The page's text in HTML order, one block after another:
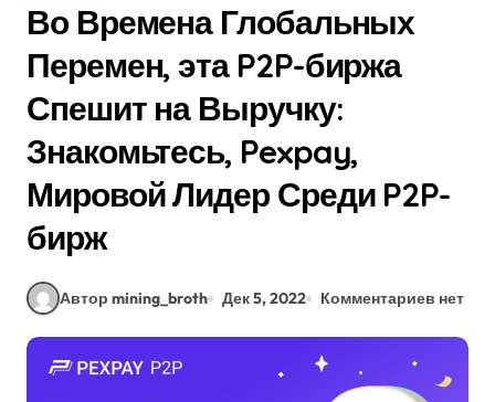
Во Времена Глобальных
Перемен, эта P2P-биржа
Спешит на Выручку:
Знакомьтесь, Pexpay,
Мировой Лидер Среди P2P-
бирж
Автор mining_broth Дек 5, 2022 Комментариев нет